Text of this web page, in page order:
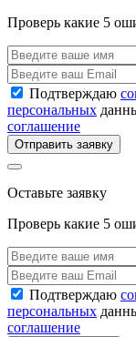
Проверь какие 5
Подтверждаю
персональных
соглашение
Отправить заявку
Оставьте заявку
Проверь какие 5
Подтверждаю
персональных
соглашение